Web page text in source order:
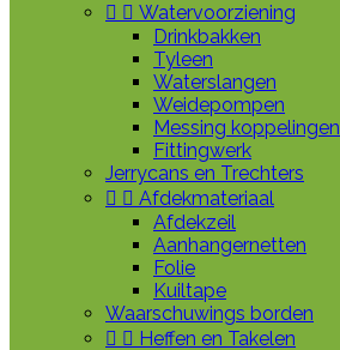
  Watervoorziening
Drinkbakken
Tyleen
Waterslangen
Weidepompen
Messing koppelingen
Fittingwerk
Jerrycans en Trechters
  Afdekmateriaal
Afdekzeil
Aanhangernetten
Folie
Kuiltape
Waarschuwings borden
  Heffen en Takelen